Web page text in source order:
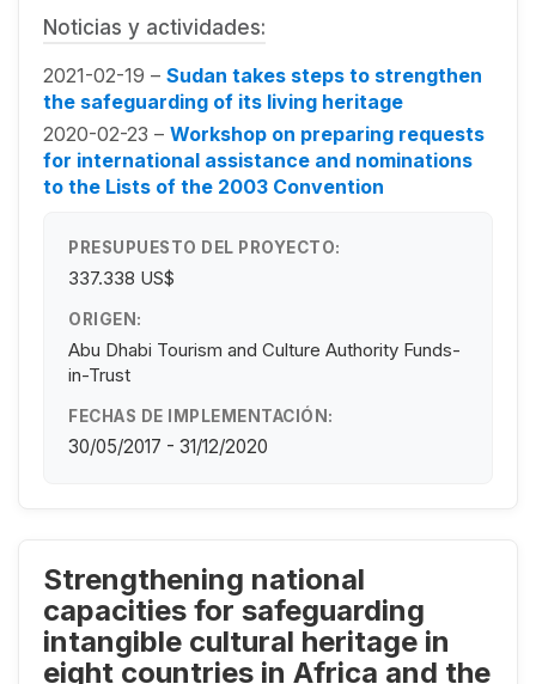
Noticias y actividades:
2021-02-19 – Sudan takes steps to strengthen
the safeguarding of its living heritage
2020-02-23 – Workshop on preparing requests
for international assistance and nominations
to the Lists of the 2003 Convention
PRESUPUESTO DEL PROYECTO:
337.338 US$
ORIGEN:
Abu Dhabi Tourism and Culture Authority Funds-
in-Trust
FECHAS DE IMPLEMENTACIÓN:
30/05/2017 - 31/12/2020
Strengthening national
capacities for safeguarding
intangible cultural heritage in
eight countries in Africa and the